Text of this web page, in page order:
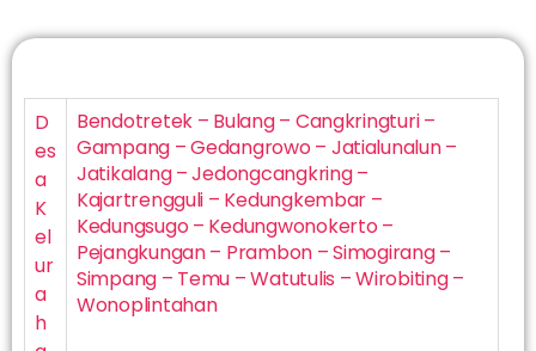
D
es
a
K
el
ur
a
h
Bendotretek – Bulang – Cangkringturi –
Gampang – Gedangrowo – Jatialunalun –
Jatikalang – Jedongcangkring –
Kajartrengguli – Kedungkembar –
Kedungsugo – Kedungwonokerto –
Pejangkungan – Prambon – Simogirang –
Simpang – Temu – Watutulis – Wirobiting –
Wonoplintahan